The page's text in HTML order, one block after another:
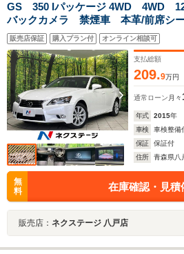
GS 350 Iパッケージ 4WD 4WD
バックカメラ 禁煙車 本革/前席シ
トイン2.0ETC 通信用USB入力端子
ンチアルミ デュアルエアコン
販売店保証 購入プラン付 オンライン相談可
支払総額
209.9万円
通常ローン 月々
年式 2015年
車検
車検整備
保証
保証付
住所
青森県八
無
料
在庫確認・見積
販売店： ネクステージ 八戸店